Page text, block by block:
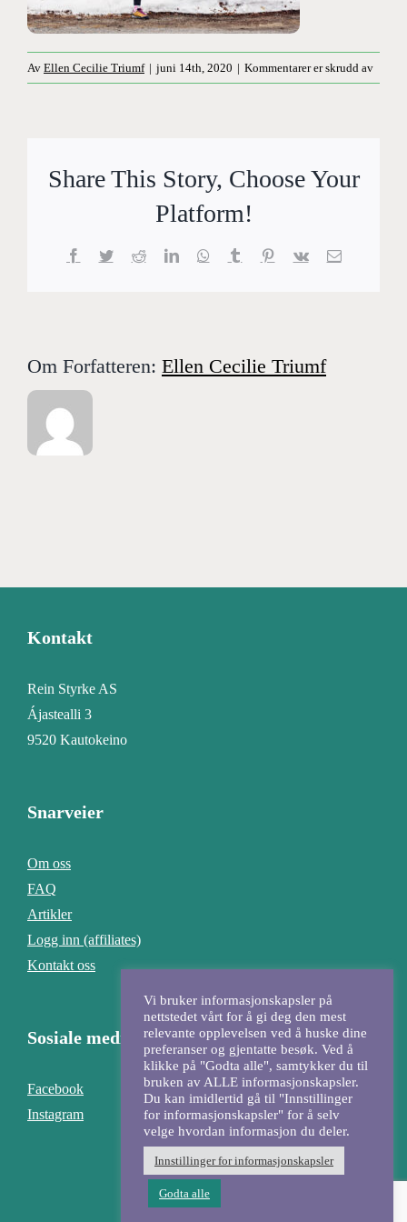
Av Ellen Cecilie Triumf | juni 14th, 2020 | Kommentarer er skrudd avfor
Share This Story, Choose Your
Platform!
Facebook
TwitterRedditLinkedInWhatsApp
TumblrPinterest
Vk
E-
Om Forfatteren: Ellen Cecilie Triumf
Kontakt
Rein Styrke AS
Ájastealli 3
9520 Kautokeino
Snarveier
Om oss
FAQ
Artikler
Logg inn (affiliates)
Kontakt oss
Sosiale medier
Facebook
Instagram
Design & kode:
Vi bruker informasjonskapsler på
nettstedet vårt for å gi deg den mest
relevante opplevelsen ved å huske dine
preferanser og gjentatte besøk. Ved å
klikke på "Godta alle", samtykker du til
bruken av ALLE informasjonskapsler.
Du kan imidlertid gå til "Innstillinger
for informasjonskapsler" for å selv
velge hvordan informasjon du deler.
Innstillinger for informasjonskapsler
Godta alle